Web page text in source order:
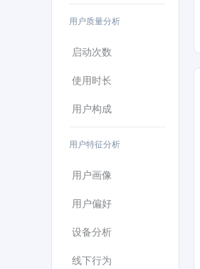
又高效家长：学
录，方便学生
学习方式多一
用户质量分析
启动次数
使用时长
用户构成
用户特征分析
用户画像
用户偏好
设备分析
线下行为